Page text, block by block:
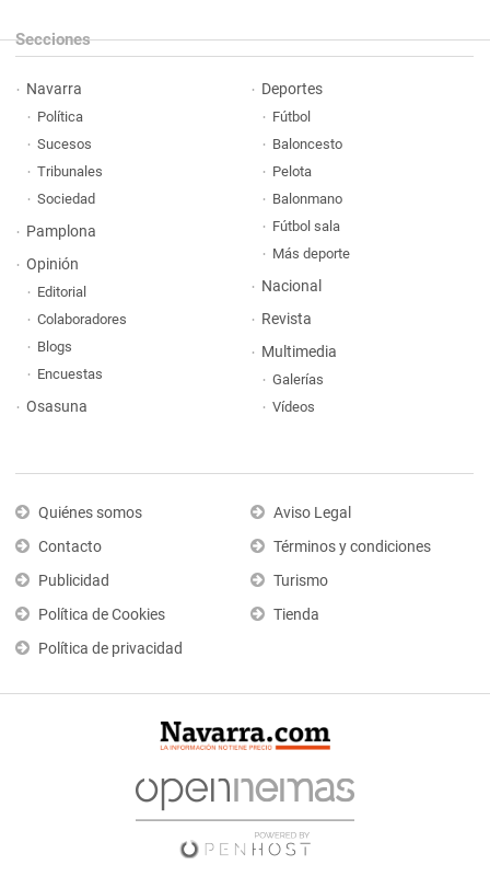
Secciones
Navarra
Política
Sucesos
Tribunales
Sociedad
Pamplona
Opinión
Editorial
Colaboradores
Blogs
Encuestas
Osasuna
Deportes
Fútbol
Baloncesto
Pelota
Balonmano
Fútbol sala
Más deporte
Nacional
Revista
Multimedia
Galerías
Vídeos
Quiénes somos
Contacto
Publicidad
Política de Cookies
Política de privacidad
Aviso Legal
Términos y condiciones
Turismo
Tienda